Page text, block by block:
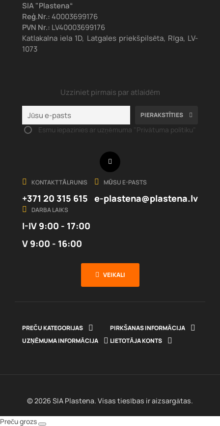
SIA "Plastena“
Reģ.Nr.:40003699176
PVN Nr.: LV40003699176
Katlakalna iela 1D, Latgales priekšpilsēta, Rīga, LV-
1073
Uzziniet pirmais par atlaidēm
PIERAKSTĪTIES
Esmu iepazinies ar uzņēmuma "Privātuma politiku"
KONTAKTTĀLRUNIS
+371 20 315 615
MŪSU E-PASTS
e-plastena@plastena.lv
DARBA LAIKS
I-IV 9:00 - 17:00
V 9:00 - 16:00
VEIKALI
Facebook
PREČU KATEGORIJAS  PIRKŠANAS INFORMĀCIJA

UZŅĒMUMA INFORMĀCIJA
 LIETOTĀJA KONTS 
© 2026 SIA Plastena. Visas tiesības ir aizsargātas.
Preču grozs